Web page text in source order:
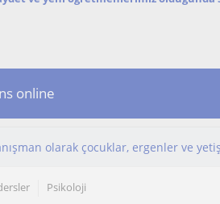
online
Psikoloji